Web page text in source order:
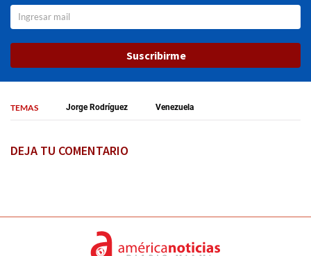
Suscribirme
TEMAS Jorge Rodríguez Venezuela
DEJA TU COMENTARIO